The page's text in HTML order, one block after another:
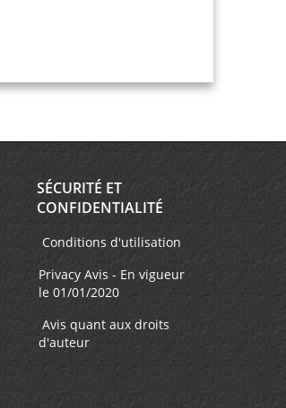
SÉCURITÉ ET
CONFIDENTIALITÉ
Conditions d'utilisation
Privacy Avis - En vigueur
le 01/01/2020
Avis quant aux droits
d'auteur